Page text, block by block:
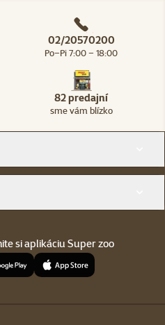
02/20570200
Po–Pi 7:00 – 18:00
82 predajní
sme vám blízko
si aplikáciu Super zoo